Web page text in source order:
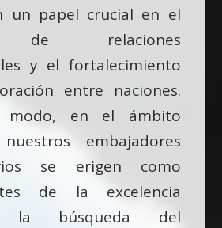
un papel crucial en el
de relaciones
y el fortalecimiento
entre naciones.
modo, en el ámbito
embajadores
se erigen como
de la excelencia
la búsqueda del